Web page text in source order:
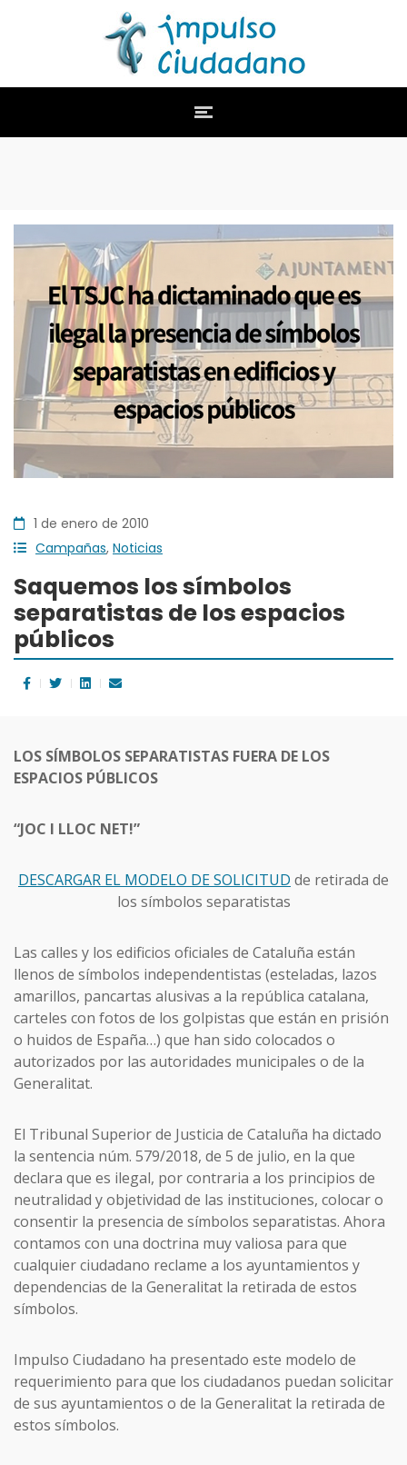
1 de enero de 2010
Campañas, Noticias
Saquemos los símbolos
separatistas de los espacios
públicos
LOS SÍMBOLOS SEPARATISTAS FUERA DE LOS
ESPACIOS PÚBLICOS
“JOC I LLOC NET!”
DESCARGAR EL MODELO DE SOLICITUD de retirada de
los símbolos separatistas
Las calles y los edificios oficiales de Cataluña están
llenos de símbolos independentistas (esteladas, lazos
amarillos, pancartas alusivas a la república catalana,
carteles con fotos de los golpistas que están en prisión
o huidos de España…) que han sido colocados o
autorizados por las autoridades municipales o de la
Generalitat.
El Tribunal Superior de Justicia de Cataluña ha dictado
la sentencia núm. 579/2018, de 5 de julio, en la que
declara que es ilegal, por contraria a los principios de
neutralidad y objetividad de las instituciones, colocar o
consentir la presencia de símbolos separatistas. Ahora
contamos con una doctrina muy valiosa para que
cualquier ciudadano reclame a los ayuntamientos y
dependencias de la Generalitat la retirada de estos
símbolos.
Impulso Ciudadano ha presentado este modelo de
requerimiento para que los ciudadanos puedan solicitar
de sus ayuntamientos o de la Generalitat la retirada de
estos símbolos.